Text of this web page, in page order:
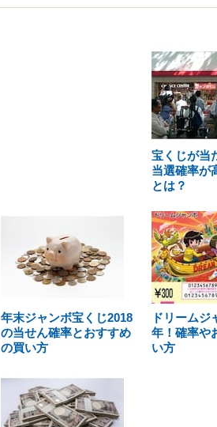
宝くじが当
当選確率が
とは？
年末ジャンボ宝くじ2018
の当せん確率とおすすめ
の買い方
ドリームジ
年！確率や
い方